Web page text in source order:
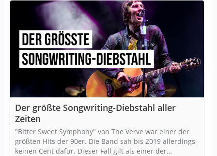
Der größte Songwriting-Diebstahl aller
Zeiten
"Bitter Sweet Symphony" von The Verve war einer der
größten Hits der 90er. Die Band sah bis 2019 allerdings
keinen Cent dafür. Dieser Fall gilt als einer der…